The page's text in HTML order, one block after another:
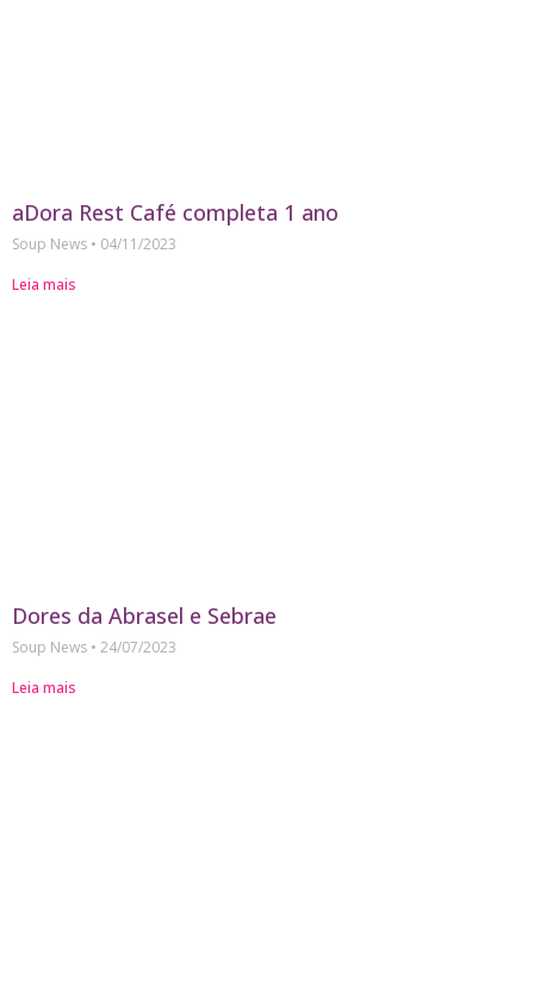
aDora Rest Café completa 1 ano
Soup News
04/11/2023
Leia mais
Dores da Abrasel e Sebrae
Soup News
24/07/2023
Leia mais